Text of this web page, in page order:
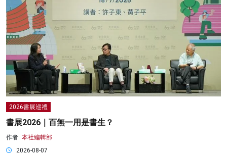
2026書展巡禮
書展2026｜百無一用是書生？
作者: 本社編輯部
2026-08-07